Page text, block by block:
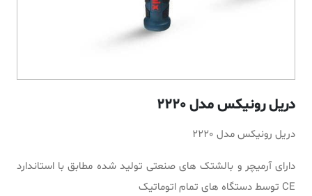
دریل رونیکس مدل 2220
دریل رونیکس مدل 2220
دارای آرمیچر و بالشتک های صنعتی تولید شده مطابق با استاندارد
CE توسط دستگاه های تمام اتوماتیک